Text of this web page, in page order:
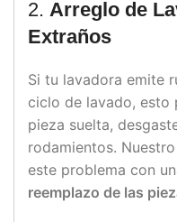
2. Arreglo de
Extraños
Si tu lavadora emite
ciclo de lavado, esto
pieza suelta,
rodamientos.
este problema con
reemplazo de las